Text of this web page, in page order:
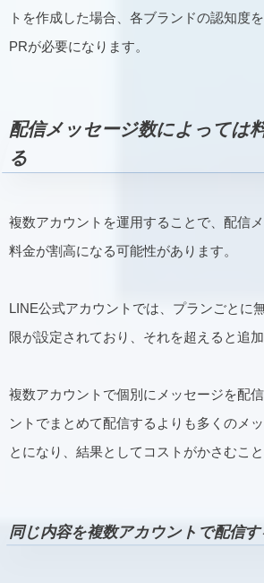
トを作成した場合、各ブランドの認知度
PRが必要になります。
配信メッセージ数によっては
る
複数アカウントを運用することで、配信メ
料金が割高になる可能性があります。
LINE公式アカウントでは、プランごとに
限が設定されており、それを超えると追
複数アカウントで個別にメッセージを配
ントでまとめて配信するよりも多くのメ
とになり、結果としてコストがかさむこと
同じ内容を複数アカウントで配信す